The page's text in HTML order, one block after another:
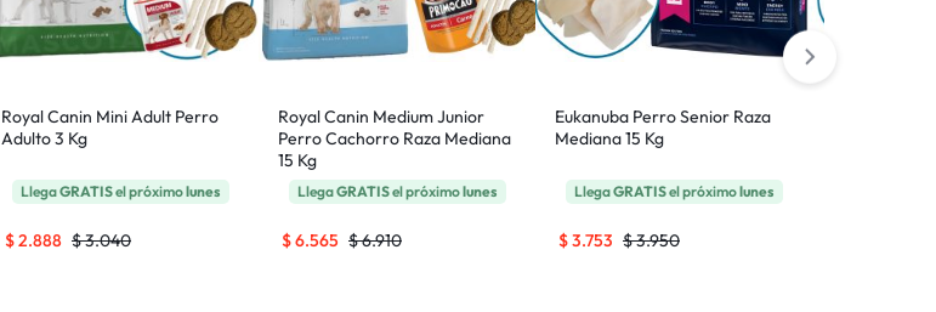
Royal Canin Mini Adult Perro
Adulto 3 Kg
LlegaGRATISel próximolunes
$3.040
$2.888
Royal Canin Medium Junior
Perro Cachorro Raza Mediana
15 Kg
LlegaGRATISel próximolunes
$6.910
$6.565
Eukanuba Perro Senior Raza
Mediana 15 Kg
LlegaGRATISel próximolunes
$3.950
$3.753